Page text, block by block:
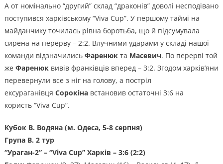
А от номінально “другий” склад “драконів” доволі несподівано
поступився харківському “Viva Cup”. У першому таймі на
майданчику точилась рівна боротьба, що й підсумувала
сирена на перерву – 2:2. Влучними ударами у складі нашої
команди відзначились Фаренюк та Масевич. По перерві той
же Фаренюк вивів франківців вперед – 3:2. Згодом харків’яни
перевернули все з ніг на голову, а постріл
ексураганівця Сорокіна встановив остаточні 3:6 на
користь “Viva Cup”.
Кубок В. Водяна (м. Одеса, 5-8 серпня)
Група В. 2 тур
“Ураган-2” – “Viva Cup” Харків – 3:6 (2:2)